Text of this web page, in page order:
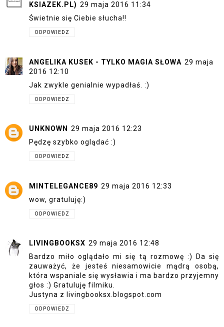
KSIAZEK.PL) 29 maja 2016 11:34
Świetnie się Ciebie słucha!!
ODPOWIEDZ
ANGELIKA KUSEK - TYLKO MAGIA SŁOWA 29 maja
2016 12:10
Jak zwykle genialnie wypadłaś. :)
ODPOWIEDZ
UNKNOWN
29 maja 2016 12:23
Pędzę szybko oglądać :)
ODPOWIEDZ
MINTELEGANCE89 29 maja 2016 12:33
wow, gratuluję:)
ODPOWIEDZ
LIVINGBOOKSX 29 maja 2016 12:48
Bardzo miło oglądało mi się tą rozmowę :) Da się
zauważyć, że jesteś niesamowicie mądrą osobą,
która wspaniale się wysławia i ma bardzo przyjemny
głos :) Gratuluję filmiku.
Justyna z livingbooksx.blogspot.com
ODPOWIEDZ